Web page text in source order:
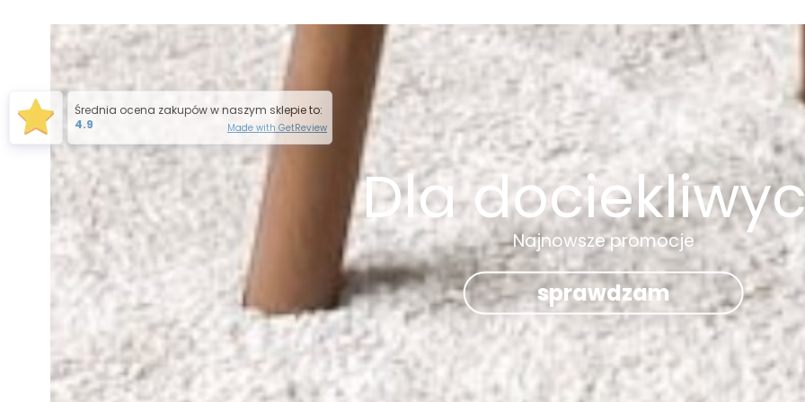
Dla
Najnowsze promocje
sprawdzam
Średnia ocena zakupów w naszym sklepie to:
4.9
Made with GetReview